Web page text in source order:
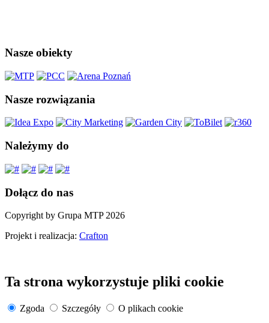
Nasze obiekty
Nasze rozwiązania
Należymy do
Dołącz do nas
Copyright by Grupa MTP 2026
Projekt i realizacja: Crafton
Ta strona wykorzystuje pliki cookie
Zgoda Szczegóły
O plikach cookie